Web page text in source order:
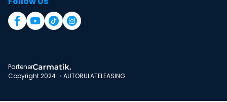
Partener
Copyright 2024 ・AUTORULATELEASING